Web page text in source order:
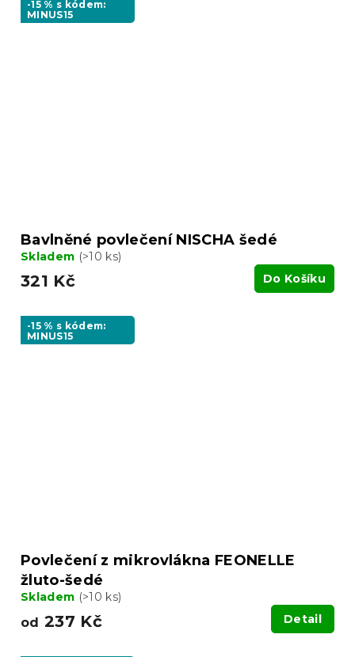
-15 % s kódem:
MINUS15
Bavlněné povlečení NISCHA šedé
Skladem (>10 ks)
321 Kč Do Košíku
-15 % s kódem:
MINUS15
Povlečení z mikrovlákna FEONELLE
žluto-šedé
Skladem (>10 ks)
od 237 Kč Detail